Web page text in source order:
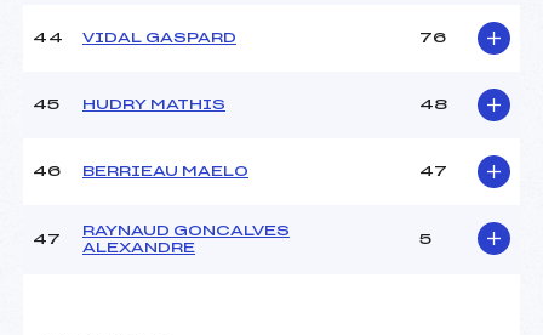
44 VIDAL GASPARD 76
45 HUDRY MATHIS 48
46 BERRIEAU MAELO 47
47
RAYNAUD GONCALVES
ALEXANDRE
5